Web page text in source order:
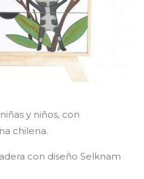
y niños, con
chilena.
con diseño Selknam